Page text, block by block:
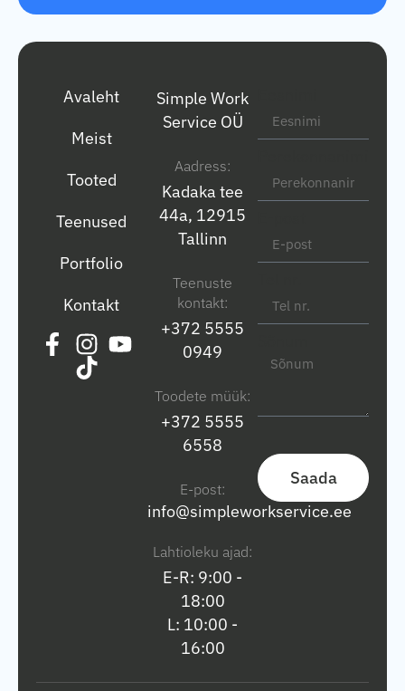
Avaleht
Meist
Tooted
Teenused
Portfolio
Kontakt
Simple Work
Service OÜ
Aadress:
Kadaka tee
44a, 12915
Tallinn
Teenuste
kontakt:
+372 5555
0949
Toodete müük:
+372 5555
6558
E-post:
info@simpleworkservice.ee
Lahtioleku ajad:
E-R: 9:00 -
18:00
L: 10:00 -
16:00
Saada